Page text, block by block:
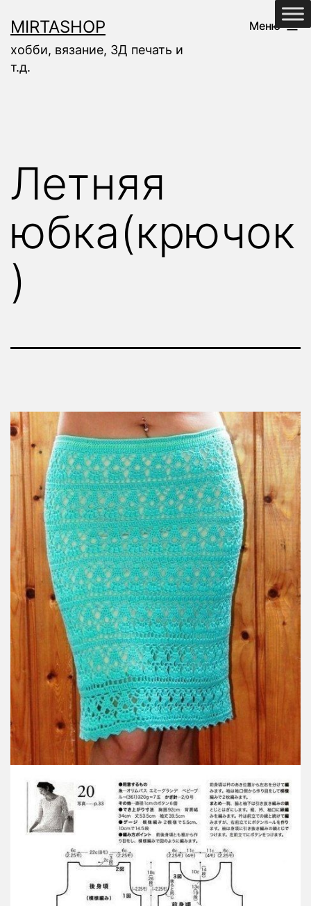
содержимому
MIRTASHOP
хобби, вязание, 3Д печать и
т.д.
Меню
Летняя
юбка(крючок
)